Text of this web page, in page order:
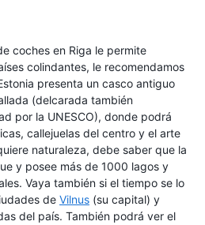
coches en Riga le permite
colindantes, le recomendamos
presenta un casco antiguo
(delcarada también
por la UNESCO), donde podrá
callejuelas del centro y el arte
naturaleza, debe saber que la
y posee más de 1000 lagos y
Vaya también si el tiempo se lo
de Vilnus (su capital) y
del país. También podrá ver el